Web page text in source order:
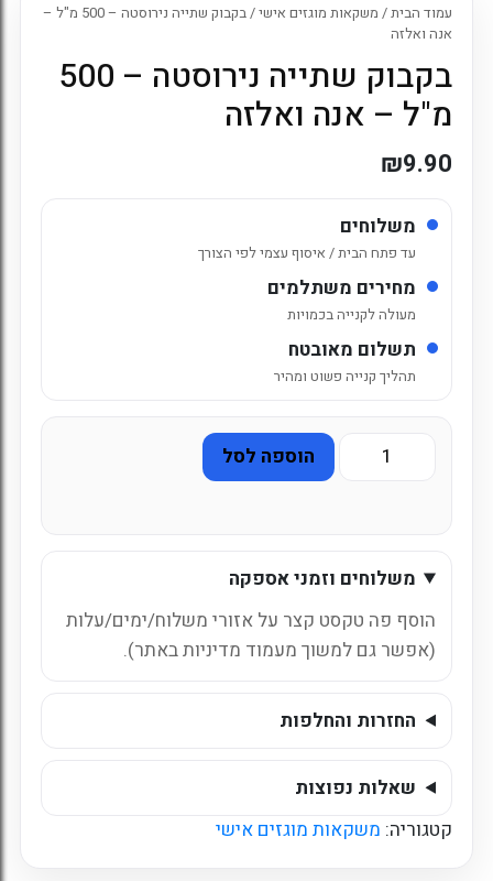
עמוד הבית/ משקאות מוגזים אישי
/ בקבוק שתייה נירוסטה – 500 מ"ל –
אנה ואלזה
בקבוק שתייה נירוסטה – 500
מ"ל – אנה ואלזה
₪9.90
משלוחים
עד פתח הבית / איסוף עצמי לפי הצורך
מחירים משתלמים
מעולה לקנייה בכמויות
תשלום מאובטח
תהליך קנייה פשוט ומהיר
-
500
מ"ל
-
ואלזה
הוספה לסל
משלוחים וזמני אספקה
הוסף פה טקסט קצר על אזורי משלוח/ימים/עלות
(אפשר גם למשוך מעמוד מדיניות באתר).
החזרות והחלפות
שאלות נפוצות
קטגוריה: משקאות מוגזים אישי